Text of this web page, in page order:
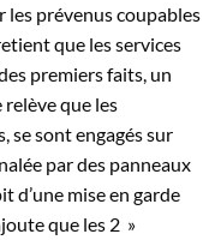
les prévenus coupables
que les services
premiers faits, un
relève que les
se sont engagés sur
par des panneaux
d’une mise en garde
que les 2 »